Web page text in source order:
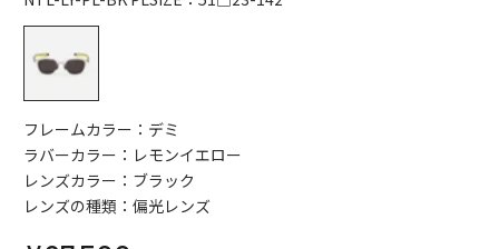
フレームカラー：デミ
ラバーカラー：レモンイエロー
レンズカラー：ブラック
レンズの種類：偏光レンズ